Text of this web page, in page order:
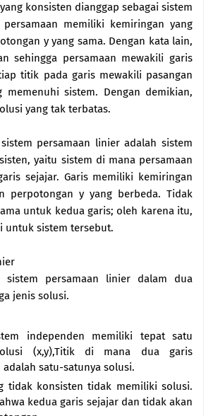
konsisten dianggap sebagai sistem
memiliki kemiringan yang
y yang sama. Dengan kata lain,
sehingga persamaan mewakili garis
titik pada garis mewakili pasangan
memenuhi sistem. Dengan demikian,
yang tak terbatas.
persamaan linier adalah sistem
yaitu sistem di mana persamaan
sejajar. Garis memiliki kemiringan
perpotongan y yang berbeda. Tidak
untuk kedua garis; oleh karena itu,
untuk sistem tersebut.
sistem persamaan linier dalam dua
jenis solusi.
independen memiliki tepat satu
(x,y),Titik di mana dua garis
satu-satunya solusi.
tidak konsisten tidak memiliki solusi.
kedua garis sejajar dan tidak akan